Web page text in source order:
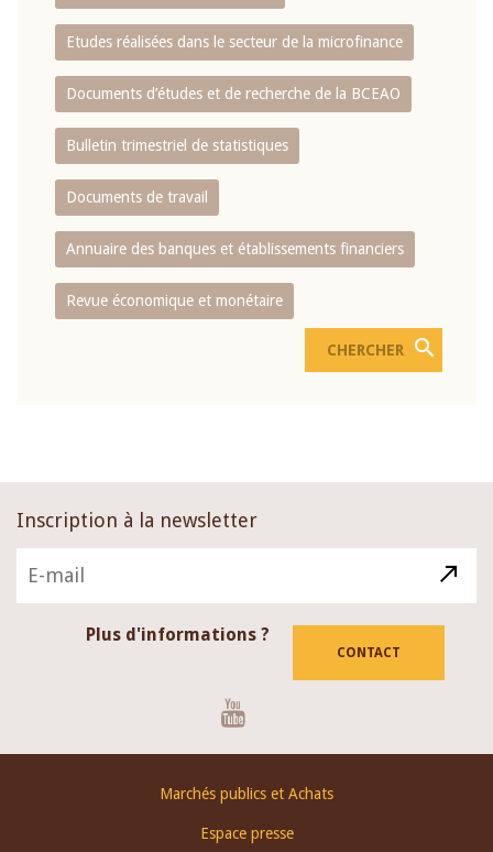
Etudes réalisées dans le secteur de la microfinance
Documents d’études et de recherche de la BCEAO
Bulletin trimestriel de statistiques
Documents de travail
Annuaire des banques et établissements financiers
Revue économique et monétaire
Inscription à la newsletter
Plus d'informations ?
CONTACT
Marchés publics et Achats
Espace presse